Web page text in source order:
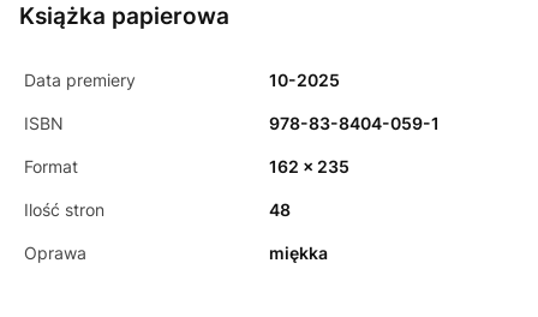
Książka papierowa
Data premiery 10-2025
ISBN 978-83-8404-059-1
Format 162 x 235
Ilość stron 48
Oprawa miękka